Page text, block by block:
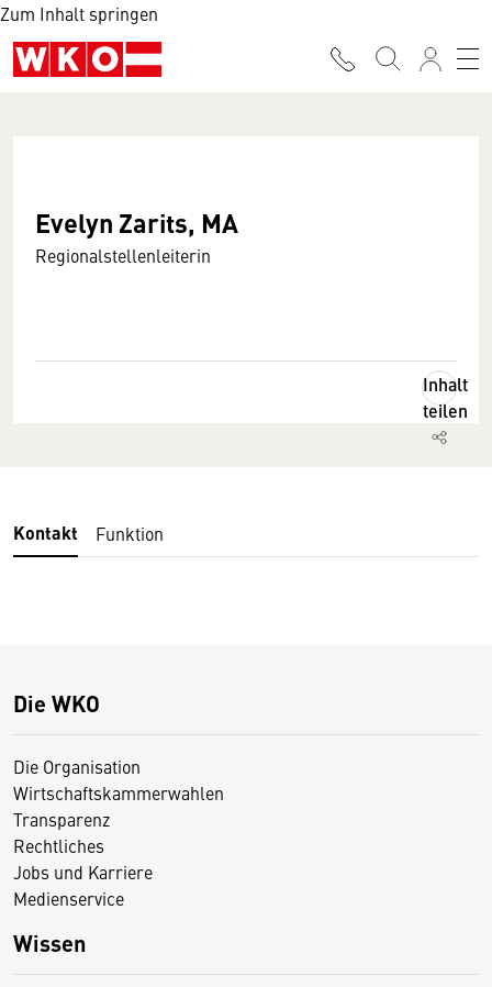
Zum Inhalt springen
Evelyn Zarits, MA
Regionalstellenleiterin
Inhalt
teilen
Kontakt Funktion
Die WKO
Die Organisation
Wirtschaftskammerwahlen
Transparenz
Rechtliches
Jobs und Karriere
Medienservice
Wissen